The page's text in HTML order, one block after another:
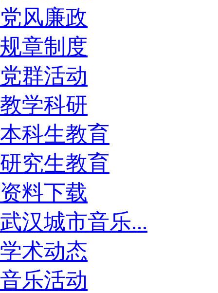
党风廉政
规章制度
党群活动
教学科研
本科生教育
研究生教育
资料下载
武汉城市音乐...
学术动态
音乐活动